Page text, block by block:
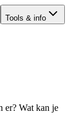
Tools & info
er? Wat kan je